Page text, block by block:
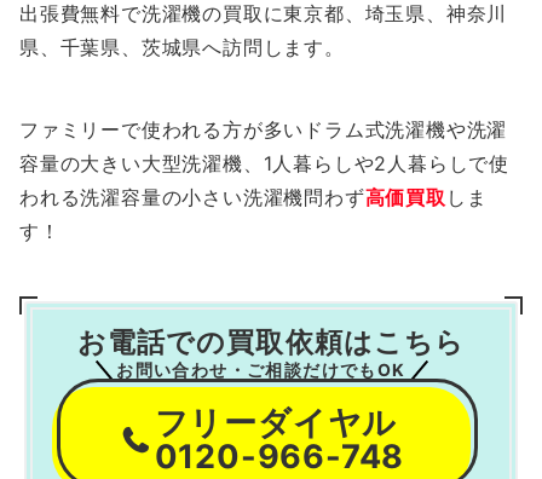
出張費無料で洗濯機の買取に東京都、埼玉県、神奈川
県、千葉県、茨城県へ訪問します。
ファミリーで使われる方が多いドラム式洗濯機や洗濯
容量の大きい大型洗濯機、1人暮らしや2人暮らしで使
われる洗濯容量の小さい洗濯機問わず高価買取 しま
す！
お電話での買取依頼はこちら
お問い合わせ・ご相談だけでもOK
フリーダイヤル
0120-966-748